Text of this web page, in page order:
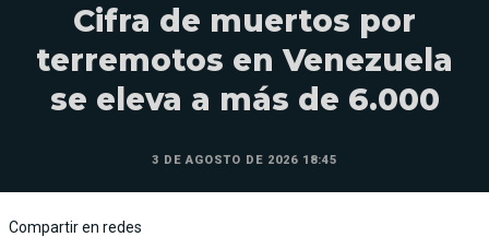
Cifra de muertos por
terremotos en Venezuela
se eleva a más de 6.000
3 DE AGOSTO DE 2026 18:45
Compartir en redes